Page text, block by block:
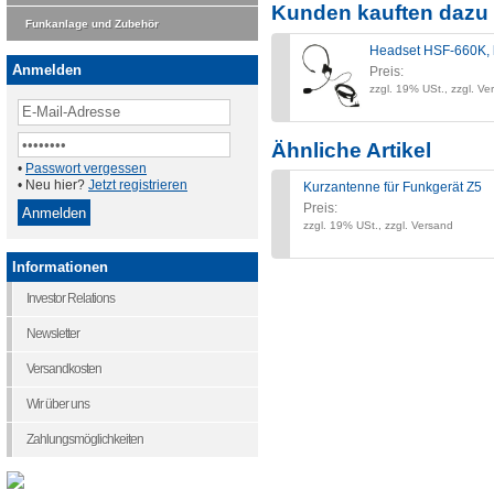
Kunden kauften
Headset HSF-
Preis:
zzgl. 19% USt., zzgl.
Ähnliche Artikel
Kurzantenne für Funkgerät Z5
Preis:
zzgl. 19% USt., zzgl. Versand
Funkanlage und Zubehör
Anmelden
• Passwort vergessen
• Neu hier? Jetzt registrieren
Informationen
Investor Relations
Newsletter
Versandkosten
Wir über uns
Zahlungsmöglichkeiten